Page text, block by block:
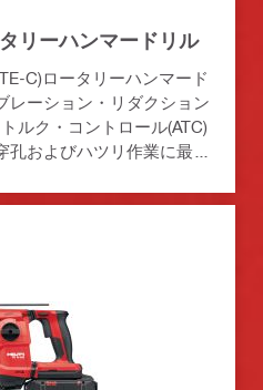
リーハンマードリル
C)ロータリーハンマード
レーション・リダクション
ルク・コントロール(ATC)
およびハツリ作業に最適